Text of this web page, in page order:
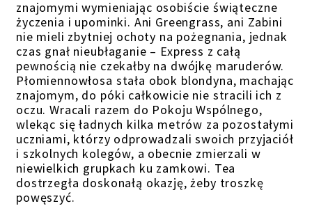
znajomymi wymieniając osobiście świąteczne
życzenia i upominki. Ani Greengrass, ani Zabini
nie mieli zbytniej ochoty na pożegnania, jednak
czas gnał nieubłaganie – Express z całą
pewnością nie czekałby na dwójkę maruderów.
Płomiennowłosa stała obok blondyna, machając
znajomym, do póki całkowicie nie stracili ich z
oczu. Wracali razem do Pokoju Wspólnego,
wlekąc się ładnych kilka metrów za pozostałymi
uczniami, którzy odprowadzali swoich przyjaciół
i szkolnych kolegów, a obecnie zmierzali w
niewielkich grupkach ku zamkowi. Tea
dostrzegła doskonałą okazję, żeby troszkę
powęszyć.